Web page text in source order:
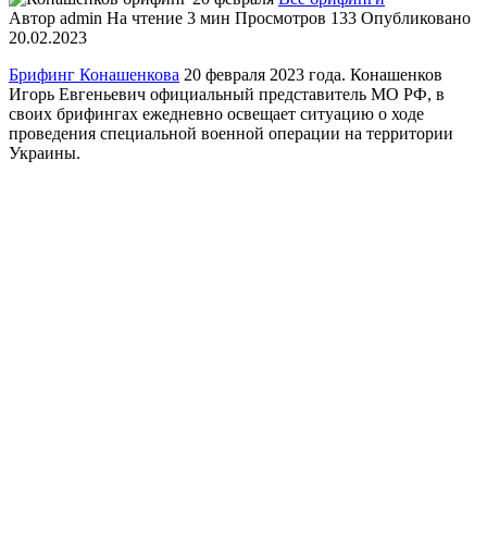
Автор admin На чтение 3 мин Просмотров 133 Опубликовано
20.02.2023
Брифинг Конашенкова 20 февраля 2023 года. Конашенков
Игорь Евгеньевич официальный представитель МО РФ, в
своих брифингах ежедневно освещает ситуацию о ходе
проведения специальной военной операции на территории
Украины.